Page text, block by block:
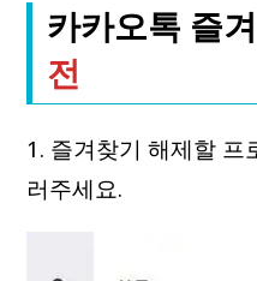
카카오톡 즐
전
1. 즐겨찾기 해제할 프
러주세요.